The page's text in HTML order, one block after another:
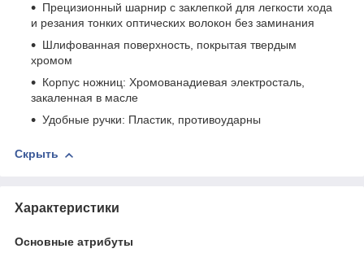
Прецизионный шарнир с заклепкой для легкости хода
и резания тонких оптических волокон без заминания
Шлифованная поверхность, покрытая твердым
хромом
Корпус ножниц: Хромованадиевая электросталь,
закаленная в масле
Удобные ручки: Пластик, противоударны
Скрыть
Характеристики
Основные атрибуты